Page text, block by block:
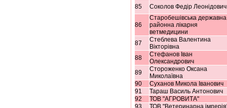
85
Соколов Федір Леонідович
86
Старобешівська державна
районна лікарня
ветмедицини
87
Стеблева Валентина
Вікторівна
88
Стефанов Іван
Олександрович
89
Стороженко Оксана
Миколаївна
90
Суханов Микола Іванович
91
Тараш Василь Антонович
92
ТОВ "АГРОВИТА"
93
ТОВ "Ветеринарна